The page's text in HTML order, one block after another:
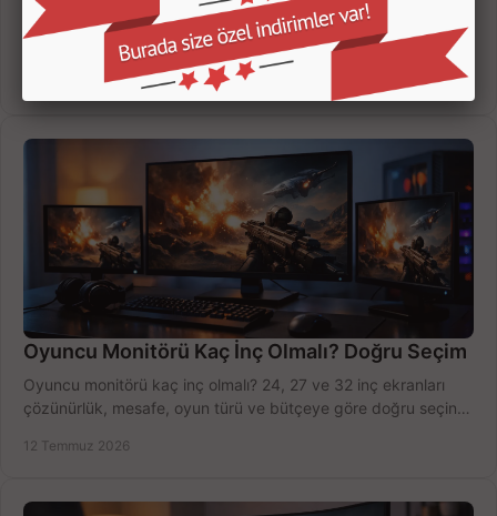
Yapay zekalı güvenlik kameraları; insan, araç ve hareket
ayrımıyla daha az yanlış uyarı sunar. Ev ve iş yeriniz için doğru
modeli, fiyatı karşılaştırın.
14 Temmuz 2026
Oyuncu Monitörü Kaç İnç Olmalı? Doğru Seçim
Oyuncu monitörü kaç inç olmalı? 24, 27 ve 32 inç ekranları
çözünürlük, mesafe, oyun türü ve bütçeye göre doğru seçin,
12 Temmuz 2026